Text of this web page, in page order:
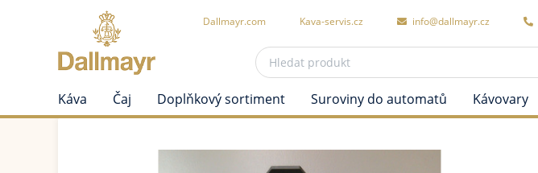
Dallmayr.com Kava-servis.cz info@dallmayr.cz
Káva Čaj Doplňkový sortiment Suroviny do automatů Kávovary